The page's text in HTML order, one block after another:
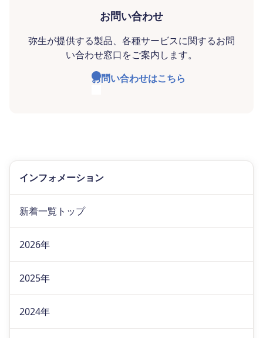
お問い合わせ
弥生が提供する製品、各種サービスに関するお問
い合わせ窓口をご案内します。
お問い合わせはこちら
インフォメーション
新着一覧トップ
2026年
2025年
2024年